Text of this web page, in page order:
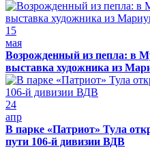
15
мая
Возрожденный из пепла: в
выставка художника из
24
апр
В парке «Патриот» Тула
пути 106-й дивизии ВДВ